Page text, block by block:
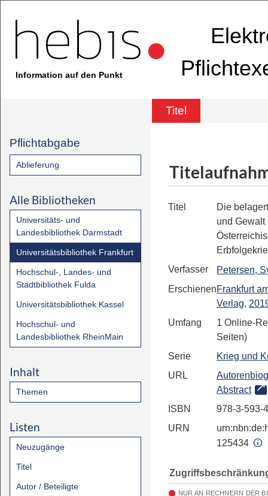
Information auf den Punkt
Titel
Pflichtabgabe
Ablieferung
Alle Bibliotheken
Universitäts- und
Landesbibliothek Darmstadt
Universitätsbibliothek Frankfurt
Hochschul-, Landes- und
Stadtbibliothek Fulda
Universitätsbibliothek Kassel
Hochschul- und
Landesbibliothek RheinMain
Inhalt
Themen
Listen
Neuzugänge
Titel
Autor / Beteiligte
Titel
Die
und Gewalt
Verfasser
Petersen,
ErschienenFrankfurt
Verlag,
Umfang
1 Online-
Seiten)
Serie
Krieg und
URL
Abstract
ISBN
978-3-593-
URN
125434
NUR AN RECHNERN DER